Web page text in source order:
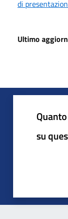
di
Ultimo
su